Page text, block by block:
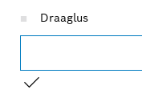
Draaglus